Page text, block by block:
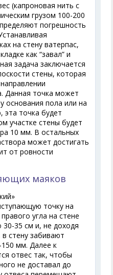
(капроновая нить с
грузом 100-200
погрешность
на стену ватерпас,
как “завал” и
задача заключается
стены, которая
Данная точка может
основания пола или на
эта точка будет
участке стены будет
10 мм. В остальных
может достигать
от ровности
маяков
точку на
угла на стене
35 см и, не доходя
стену забивают
150 мм. Далее к
отвес так, чтобы
не доставал до